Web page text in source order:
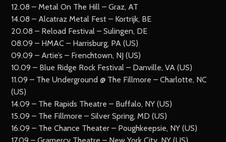
12.08 – Metal On The Hill – Graz, AT
14.08 – Alcatraz Metal Fest – Kortrijk, BE
20.08 – Reload Festival – Sulingen, DE
08.09 – HMAC – Harrisburg, PA (US)
09.09 – Artie’s – Frenchtown, NJ (US)
10.09 – Blue Ridge Rock Festival – Danville, VA (US)
11.09 – The Underground @ The Fillmore – Charlotte, NC
(US)
14.09 – The Rapids Theatre – Buffalo, NY (US)
15.09 – The Fillmore – Silver Spring, MD (US)
16.09 – The Chance Theater – Poughkeepsie, NY (US)
17.09 – Gramercy Theatre – New York City, NY (US)